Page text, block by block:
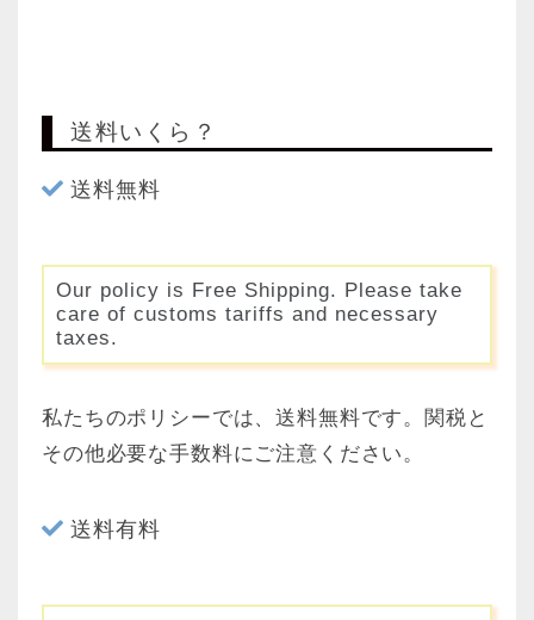
送料いくら？
送料無料
Our policy is Free Shipping. Please take
care of customs tariffs and necessary
taxes.
私たちのポリシーでは、送料無料です。関税と
その他必要な手数料にご注意ください。
送料有料